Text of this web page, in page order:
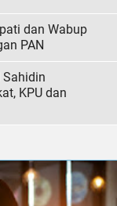
dan Wabup
PAN
Sahidin
KPU dan